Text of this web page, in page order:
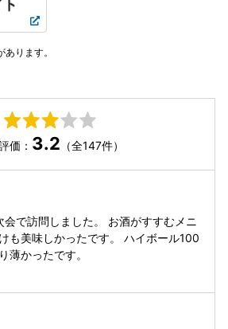
ります。
価： 3.2 （全147件）
会で訪問しました。 お酒がすすむメニ
も美味しかったです。 ハイボール100
薄かったです。